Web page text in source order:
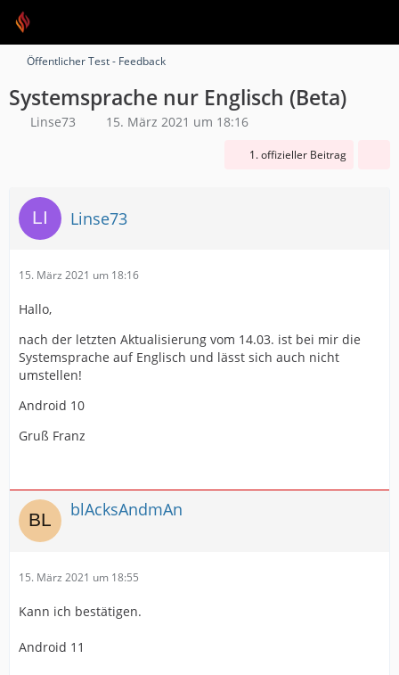
Öffentlicher Test - Feedback
Systemsprache nur Englisch (Beta)
Linse73 15. März 2021 um 18:16
1. offizieller Beitrag
Linse73
15. März 2021 um 18:16
Hallo,
nach der letzten Aktualisierung vom 14.03. ist bei mir die
Systemsprache auf Englisch und lässt sich auch nicht
umstellen!
Android 10
Gruß Franz
blAcksAndmAn
15. März 2021 um 18:55
Kann ich bestätigen.
Android 11